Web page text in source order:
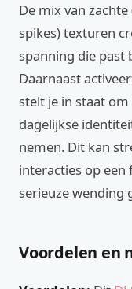
De mix van
spikes) texturen
spanning die past
Daarnaast
stelt je in staat
dagelijkse
nemen. Dit kan
interacties op een
serieuze wending
Voordelen en